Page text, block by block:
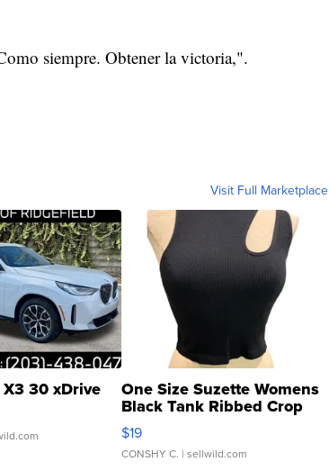
siempre. Obtener la victoria,".
Visit Full Marketplace
30 xDrive One Size Suzette Womens
Black Tank Ribbed Crop
Asymmetrical ...
$19
CONSHY C. | sellwild.com